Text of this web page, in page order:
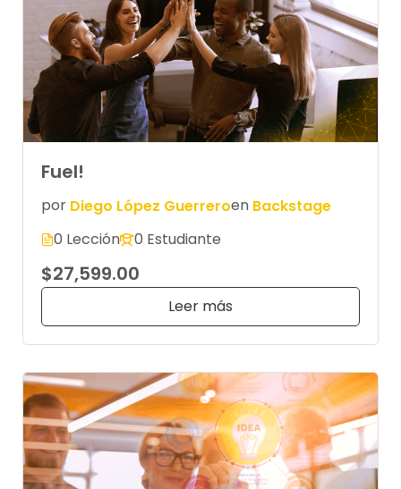
Fuel!
por Diego López Guerreroen Backstage
0 Lección
0 Estudiante
$27,599.00
Leer más